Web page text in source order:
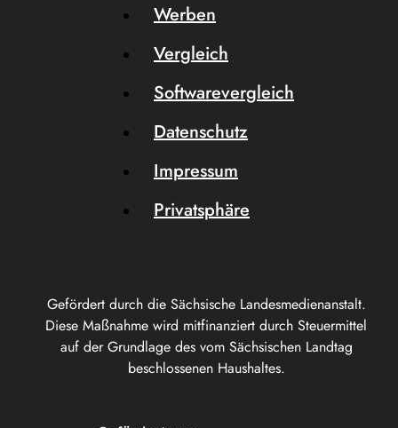
Gefördert durch die Sächsische Landesmedienanstalt.
Diese Maßnahme wird mitfinanziert durch Steuermittel
auf der Grundlage des vom Sächsischen Landtag
beschlossenen Haushaltes.
Werben
Vergleich
Softwarevergleich
Datenschutz
Impressum
Privatsphäre